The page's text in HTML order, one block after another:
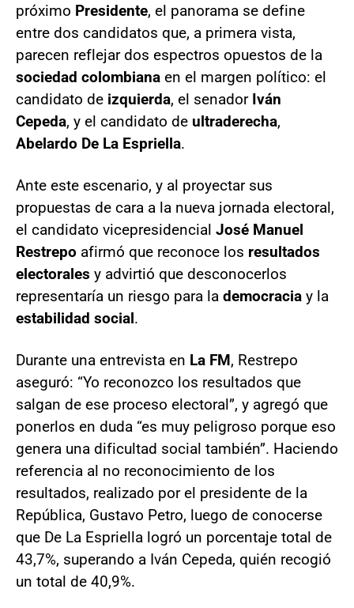
próximo Presidente, el panorama se define
entre dos candidatos que, a primera vista,
parecen reflejar dos espectros opuestos de la
sociedad colombiana en el margen político: el
candidato de izquierda, el senador Iván
Cepeda, y el candidato de ultraderecha,
Abelardo De La Espriella.
Ante este escenario, y al proyectar sus
propuestas de cara a la nueva jornada electoral,
el candidato vicepresidencial José Manuel
Restrepo afirmó que reconoce los resultados
electorales y advirtió que desconocerlos
representaría un riesgo para la democracia y la
estabilidad social.
Durante una entrevista en La FM, Restrepo
aseguró: “Yo reconozco los resultados que
salgan de ese proceso electoral”, y agregó que
ponerlos en duda “es muy peligroso porque eso
genera una dificultad social también”. Haciendo
referencia al no reconocimiento de los
resultados, realizado por el presidente de la
República, Gustavo Petro, luego de conocerse
que De La Espriella logró un porcentaje total de
43,7%, superando a Iván Cepeda, quién recogió
un total de 40,9%.